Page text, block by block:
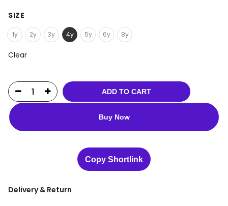
SIZE
1y 2y 3y 4y 5y 6y 8y
Clear
ADD TO CART
Buy Now
Copy Shortlink
Delivery & Return